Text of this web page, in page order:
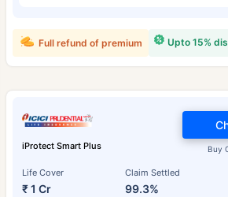
Upto 15%
Full refund of premium
iProtect Smart Plus
Life Cover
₹ 1 Cr
Claim Settled
99.3%
Buy